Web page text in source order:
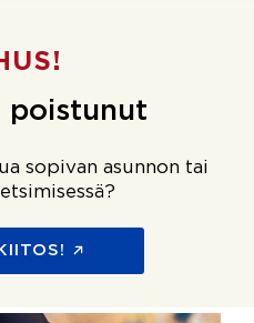
poistunut
sopivan asunnon tai